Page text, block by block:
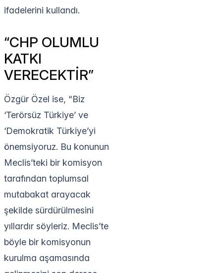
ifadelerini kullandı.
“CHP OLUMLU
KATKI
VERECEKTİR”
Özgür Özel ise, “Biz
‘Terörsüz Türkiye’ ve
‘Demokratik Türkiye’yi
önemsiyoruz. Bu konunun
Meclis’teki bir komisyon
tarafından toplumsal
mutabakat arayacak
şekilde sürdürülmesini
yıllardır söyleriz. Meclis’te
böyle bir komisyonun
kurulma aşamasında